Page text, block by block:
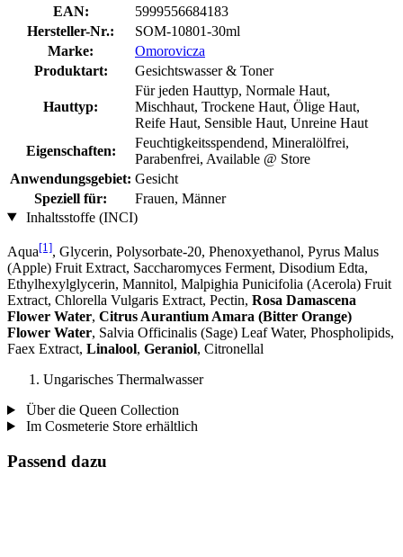
EAN:
5999556684183
Hersteller-Nr.:
SOM-10801-30ml
Marke:
Omorovicza
Produktart:
Gesichtswasser & Toner
Hauttyp:
Für jeden Hauttyp, Normale Haut,
Mischhaut, Trockene Haut, Ölige Haut,
Reife Haut, Sensible Haut, Unreine Haut
Eigenschaften:
Feuchtigkeitsspendend, Mineralölfrei,
Parabenfrei, Available @ Store
Anwendungsgebiet: Gesicht
Speziell für:
Frauen, Männer
Inhaltsstoffe (INCI)
Aqua[1], Glycerin, Polysorbate-20, Phenoxyethanol, Pyrus Malus
(Apple) Fruit Extract, Saccharomyces Ferment, Disodium Edta,
Ethylhexylglycerin, Mannitol, Malpighia Punicifolia (Acerola) Fruit
Extract, Chlorella Vulgaris Extract, Pectin, Rosa Damascena
Flower Water, Citrus Aurantium Amara (Bitter Orange)
Flower Water, Salvia Officinalis (Sage) Leaf Water, Phospholipids,
Faex Extract, Linalool, Geraniol, Citronellal
Ungarisches Thermalwasser
Über die Queen Collection
Im Cosmeterie Store erhältlich
Passend dazu